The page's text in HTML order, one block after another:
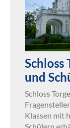
Schloss
und
Schloss
Klassen mit